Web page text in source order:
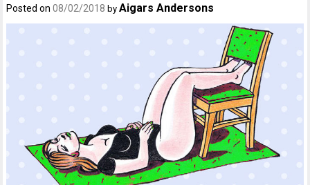
Posted on08/02/2018 byAigars Andersons